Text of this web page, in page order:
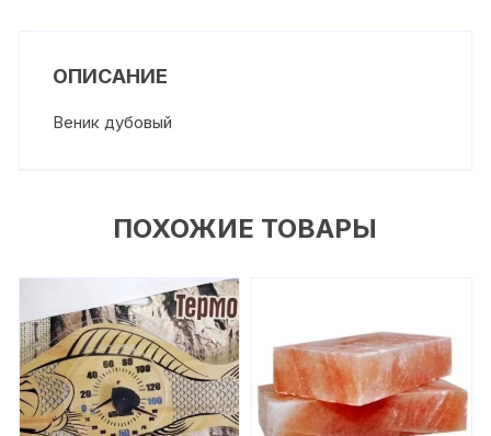
ОПИСАНИЕ
Веник дубовый
ПОХОЖИЕ ТОВАРЫ